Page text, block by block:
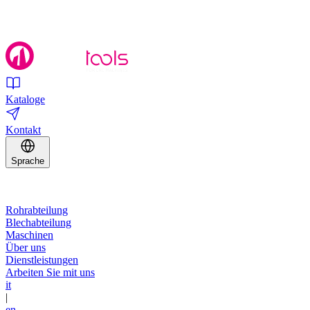
Kataloge
Kontakt
Sprache
Rohrabteilung
Blechabteilung
Maschinen
Über uns
Dienstleistungen
Arbeiten Sie mit uns
it
|